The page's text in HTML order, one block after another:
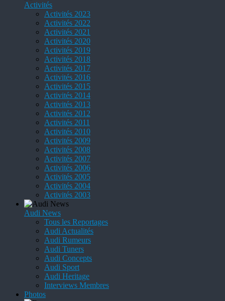
Activités
Activités 2023
Activités 2022
Activités 2021
Activités 2020
Activités 2019
Activités 2018
Activités 2017
Activités 2016
Activités 2015
Activités 2014
Activités 2013
Activités 2012
Activités 2011
Activités 2010
Activités 2009
Activités 2008
Activités 2007
Activités 2006
Activités 2005
Activités 2004
Activités 2003
Audi News
Tous les Reportages
Audi Actualités
Audi Rumeurs
Audi Tuners
Audi Concepts
Audi Sport
Audi Heritage
Interviews Membres
Photos